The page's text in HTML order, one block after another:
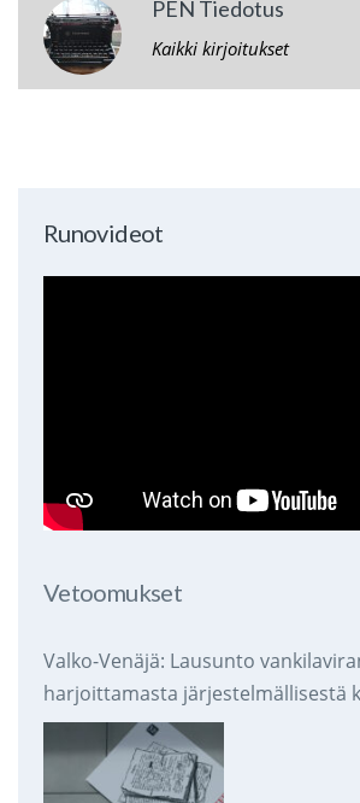
PEN Tiedotus
Kaikki kirjoitukset
Runovideot
Vetoomukset
Valko-Venäjä: Lausunto
harjoittamasta järjestelmällisestä
takavarikoinnista ja tuhoamisesta